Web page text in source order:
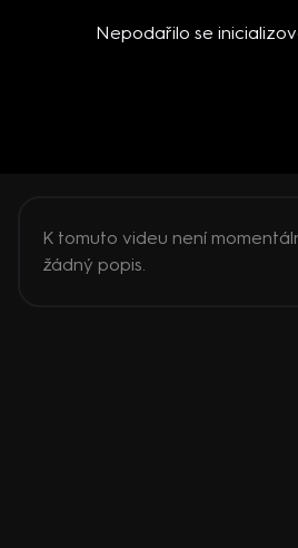
Nepodařilo se
K tomuto videu není
žádný popis.